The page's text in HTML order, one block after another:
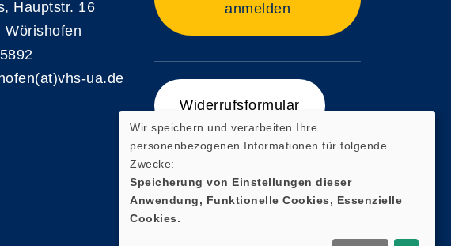
Hauptstr. 16
Wörishofen
ua.de
anmelden
Widerrufsformular
AGB
Datenschutzerklärung
Wir speichern und verarbeiten Ihre
personenbezogenen Informationen für folgende
Zwecke:
Speicherung von Einstellungen dieser
Anwendung, Funktionelle Cookies, Essenzielle
Cookies.